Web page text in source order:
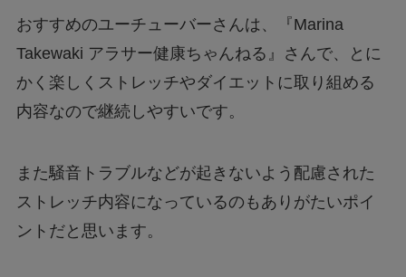
おすすめのユーチューバーさんは、『Marina
Takewaki アラサー健康ちゃんねる』さんで、とに
かく楽しくストレッチやダイエットに取り組める
内容なので継続しやすいです。
また騒音トラブルなどが起きないよう配慮された
ストレッチ内容になっているのもありがたいポイ
ントだと思います。